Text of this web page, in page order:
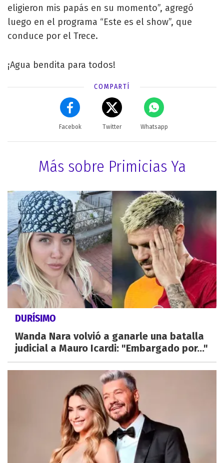
eligieron mis papás en su momento”, agregó
luego en el programa “Este es el show”, que
conduce por el Trece.
¡Agua bendita para todos!
COMPARTÍ
Facebok Twitter Whatsapp
Más sobre Primicias Ya
DURÍSIMO
Wanda Nara volvió a ganarle una batalla
judicial a Mauro Icardi: "Embargado por..."